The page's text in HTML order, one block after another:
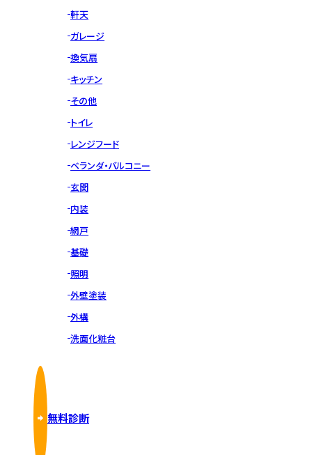
軒天
ガレージ
換気扇
キッチン
その他
トイレ
レンジフード
ベランダ・バルコニー
玄関
内装
網戸
基礎
照明
外壁塗装
外構
洗面化粧台
無料診断